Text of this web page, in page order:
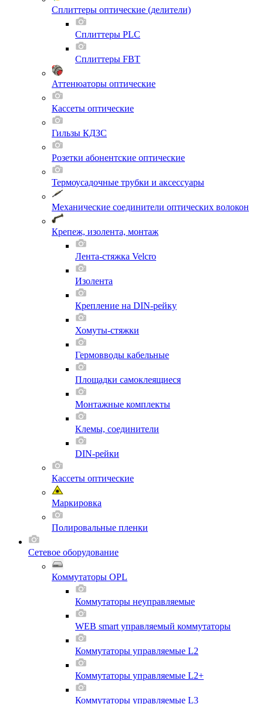
Сплиттеры оптические (делители)
Сплиттеры PLC
Сплиттеры FBT
Аттенюаторы оптические
Кассеты оптические
Гильзы КДЗС
Розетки абонентские оптические
Термоусадочные трубки и аксессуары
Механические соединители оптических волокон
Крепеж, изолента, монтаж
Лента-стяжка Velcro
Изолента
Крепление на DIN-рейку
Хомуты-стяжки
Гермовводы кабельные
Площадки самоклеящиеся
Монтажные комплекты
Клемы, соединители
DIN-рейки
Кассеты оптические
Маркировка
Полировальные пленки
Сетевое оборудование
Коммутаторы OPL
Коммутаторы неуправляемые
WEB smart управляемый коммутаторы
Коммутаторы управляемые L2
Коммутаторы управляемые L2+
Коммутаторы управляемые L3